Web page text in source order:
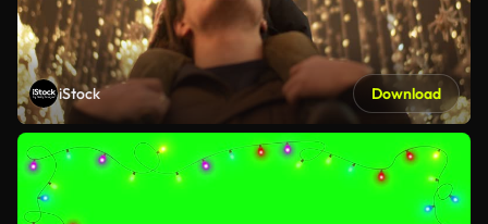
iStock Download